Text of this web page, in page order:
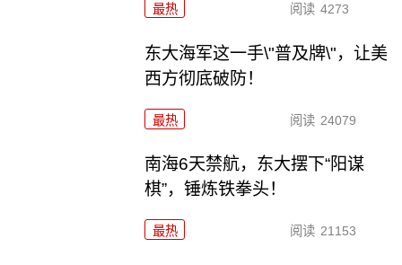
最热 阅读 4273
东大海军这一手\"普及牌\"，让美
西方彻底破防！
最热 阅读 24079
南海6天禁航，东大摆下“阳谋
棋”，锤炼铁拳头！
最热 阅读 21153